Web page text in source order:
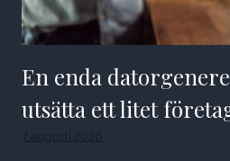
En enda
utsätta ett litet
7 augusti 2026